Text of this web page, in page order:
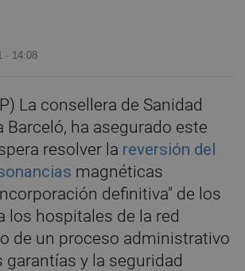
· 14:08
La consellera de Sanidad
Barceló, ha asegurado este
resolver la reversión del
magnéticas
definitiva" de los
los hospitales de la red
de un proceso administrativo
garantías y la seguridad